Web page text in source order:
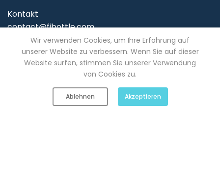
Kontakt
contact@fjbottle.com
Subscribe to our newsletter and get 10% off your first
purchase
Wishlist Cart Account
Wir verwenden Cookies, um Ihre Erfahrung auf
unserer Website zu verbessern. Wenn Sie auf dieser
Website surfen, stimmen Sie unserer Verwendung
von Cookies zu.
Ablehnen Akzeptieren